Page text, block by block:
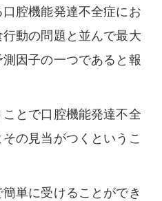
腔機能発達不全症にお
動の問題と並んで最大
因子の一つであると報
とで口腔機能発達不全
の見当がつくというこ
単に受けることができ